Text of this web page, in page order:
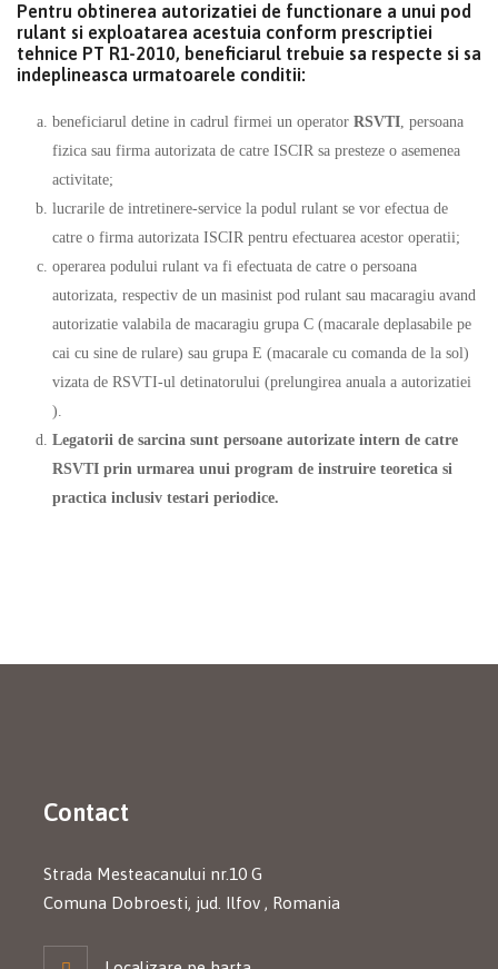
Pentru obtinerea autorizatiei de functionare a unui pod
rulant si exploatarea acestuia conform prescriptiei
tehnice PT R1-2010, beneficiarul trebuie sa respecte si sa
indeplineasca urmatoarele conditii:
beneficiarul detine in cadrul firmei un operator RSVTI, persoana
fizica sau firma autorizata de catre ISCIR sa presteze o asemenea
activitate;
lucrarile de intretinere-service la podul rulant se vor efectua de
catre o firma autorizata ISCIR pentru efectuarea acestor operatii;
operarea podului rulant va fi efectuata de catre o persoana
autorizata, respectiv de un masinist pod rulant sau macaragiu avand
autorizatie valabila de macaragiu grupa C (macarale deplasabile pe
cai cu sine de rulare) sau grupa E (macarale cu comanda de la sol)
vizata de RSVTI-ul detinatorului (prelungirea anuala a autorizatiei
).
Legatorii de sarcina sunt persoane autorizate intern de catre
RSVTI prin urmarea unui program de instruire teoretica si
practica inclusiv testari periodice.
Contact
Strada Mesteacanului nr.10 G
Comuna Dobroesti, jud. Ilfov , Romania